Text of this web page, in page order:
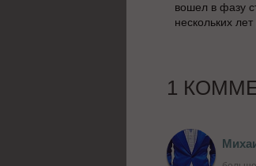
вошел в фазу
нескольких лет
1